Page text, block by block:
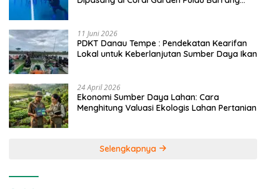
11 Juni 2026
PDKT Danau Tempe : Pendekatan Kearifan
Lokal untuk Keberlanjutan Sumber Daya Ikan
24 April 2026
Ekonomi Sumber Daya Lahan: Cara
Menghitung Valuasi Ekologis Lahan Pertanian
Selengkapnya